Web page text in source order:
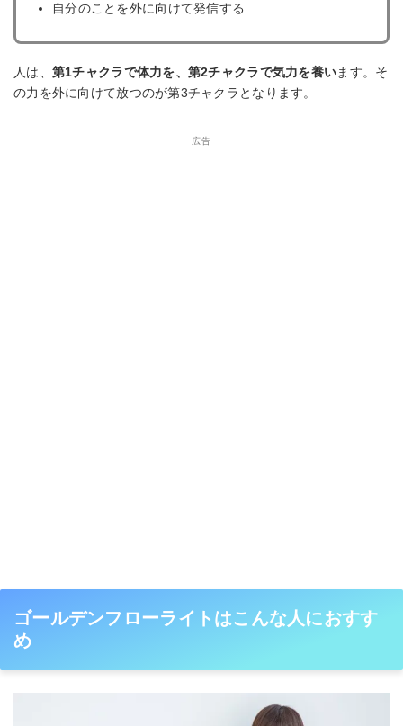
自分のことを外に向けて発信する
人は、 第1チャクラで体力を、第2チャクラで気力を養います。そ
の力を外に向けて放つのが第3チャクラとなります。
広告
ゴールデンフローライトはこんな人におすす
め